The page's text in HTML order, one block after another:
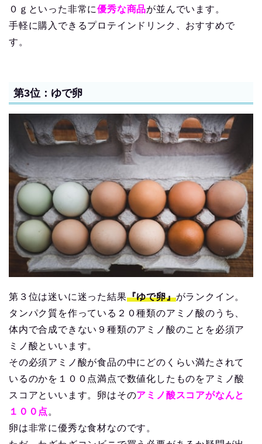
０ｇといった非常に優秀な商品が並んでいます。
手軽に購入できるプロテインドリンク、おすすめで
す。
第3位：ゆで卵
第３位は迷いに迷った結果『ゆで卵』がランクイン。
タンパク質を作っている２０種類のアミノ酸のうち、
体内で合成できない９種類のアミノ酸のことを必須ア
ミノ酸といいます。
その必須アミノ酸が食品の中にどのくらい満たされて
いるのかを１００点満点で数値化したものをアミノ酸
スコアといいます。卵はそのアミノ酸スコアがなんと
１００点 。
卵は非常に優秀な食材なのです。